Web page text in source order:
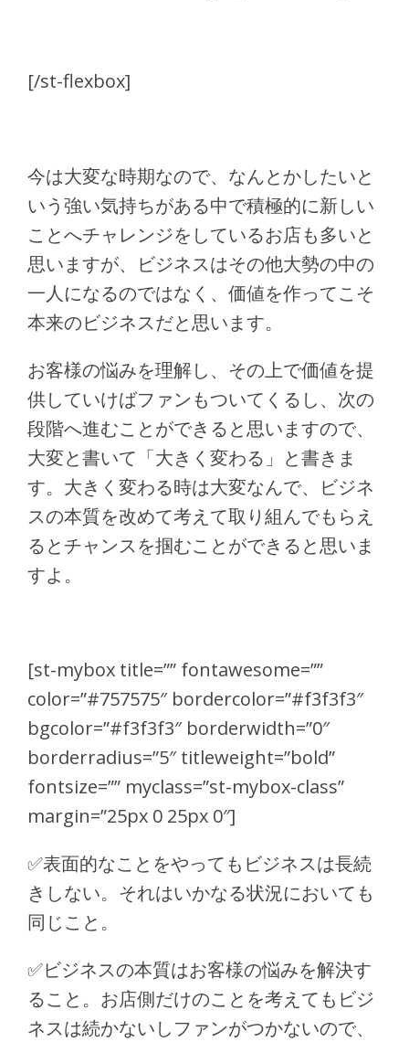
[/st-flexbox]
今は大変な時期なので、なんとかしたいと
いう強い気持ちがある中で積極的に新しい
ことへチャレンジをしているお店も多いと
思いますが、ビジネスはその他大勢の中の
一人になるのではなく、価値を作ってこそ
本来のビジネスだと思います。
お客様の悩みを理解し、その上で価値を提
供していけばファンもついてくるし、次の
段階へ進むことができると思いますので、
大変と書いて「大きく変わる」と書きま
す。大きく変わる時は大変なんで、ビジネ
スの本質を改めて考えて取り組んでもらえ
るとチャンスを掴むことができると思いま
すよ。
[st-mybox title=”” fontawesome=””
color=”#757575″ bordercolor=”#f3f3f3″
bgcolor=”#f3f3f3″ borderwidth=”0″
borderradius=”5″ titleweight=”bold”
fontsize=”” myclass=”st-mybox-class”
margin=”25px 0 25px 0″]
✅表面的なことをやってもビジネスは長続
きしない。それはいかなる状況においても
同じこと。
✅ビジネスの本質はお客様の悩みを解決す
ること。お店側だけのことを考えてもビジ
ネスは続かないしファンがつかないので、